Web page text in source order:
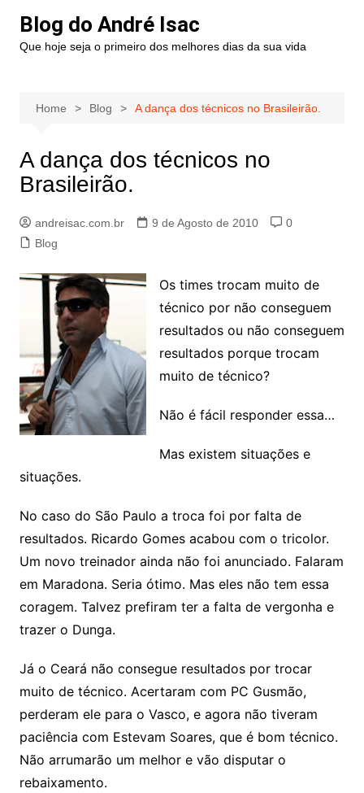
Blog do André Isac
Que hoje seja o primeiro dos melhores dias da sua vida
Home Blog A dança dos técnicos no Brasileirão.
A dança dos técnicos no
Brasileirão.
andreisac.com.br 9 de Agosto de 2010
0
Blog
Os times trocam muito de
técnico por não conseguem
resultados ou não conseguem
resultados porque trocam
muito de técnico?
Não é fácil responder essa…
Mas existem situações e
situações.
No caso do São Paulo a troca foi por falta de
resultados. Ricardo Gomes acabou com o tricolor.
Um novo treinador ainda não foi anunciado. Falaram
em Maradona. Seria ótimo. Mas eles não tem essa
coragem. Talvez prefiram ter a falta de vergonha e
trazer o Dunga.
Já o Ceará não consegue resultados por trocar
muito de técnico. Acertaram com PC Gusmão,
perderam ele para o Vasco, e agora não tiveram
paciência com Estevam Soares, que é bom técnico.
Não arrumarão um melhor e vão disputar o
rebaixamento.